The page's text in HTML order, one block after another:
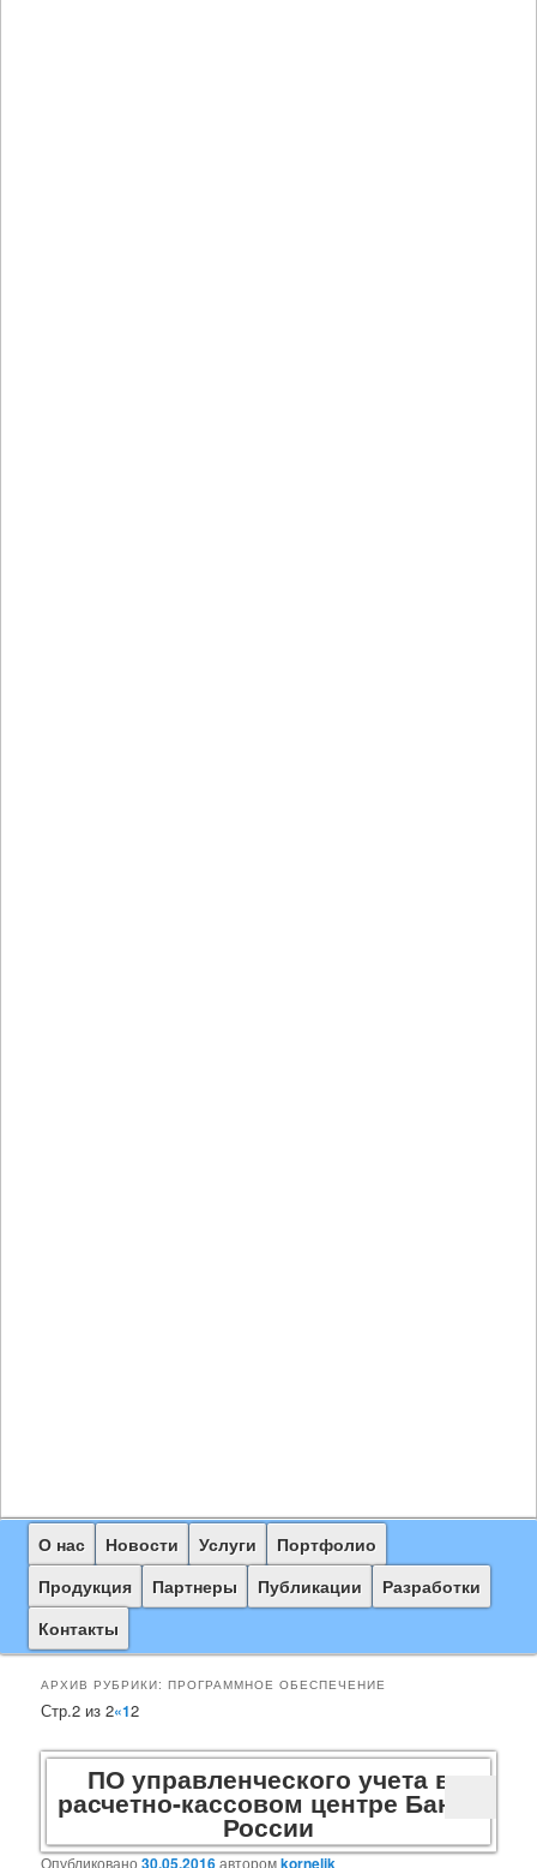
Главное
меню
Перейти
к
основному
содержимому
Перейти
к
дополнительному
содержимому
О нас Новости Услуги
Портфолио
Продукция
Партнеры Публикации
Разработки
Контакты
АРХИВ РУБРИКИ:ПРОГРАММНОЕ ОБЕСПЕЧЕНИЕ
Навигация
записям
Стр.2 из 2«12
ПО управленческого учета в
расчетно-кассовом центре Банка
России
Опубликовано30.05.2016авторомkornelik